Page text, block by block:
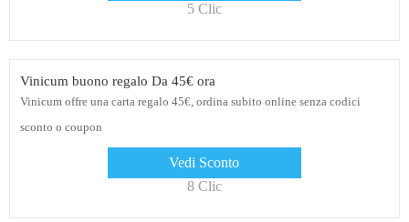
5 Clic
Vinicum buono regalo Da 45€ ora
Vinicum offre una carta regalo 45€, ordina subito online senza codici
sconto o coupon
Vedi Sconto
8 Clic